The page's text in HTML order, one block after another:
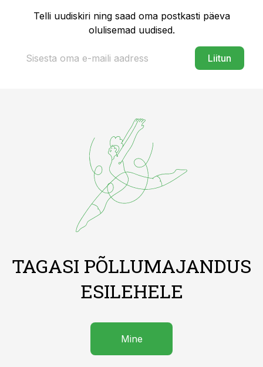
Telli uudiskiri ning saad oma postkasti päeva
olulisemad uudised.
Liitun
TAGASI PÕLLUMAJANDUS
ESILEHELE
Mine